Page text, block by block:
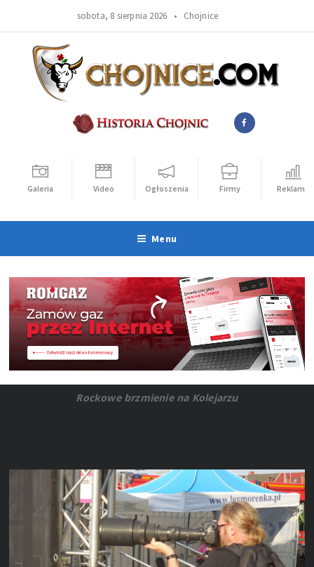
sobota, 8 sierpnia 2026 • Chojnice
Galeria Video Ogłoszenia Firmy Reklama
Menu
Rockowe brzmienie na Kolejarzu